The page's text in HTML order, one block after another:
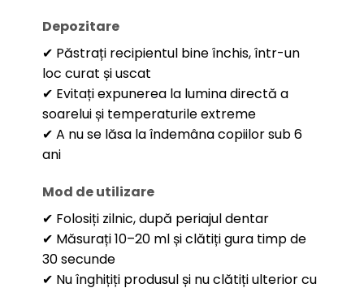
Depozitare
✔ Păstrați recipientul bine închis, într-un
loc curat și uscat
✔ Evitați expunerea la lumina directă a
soarelui și temperaturile extreme
✔ A nu se lăsa la îndemâna copiilor sub 6
ani
Mod de utilizare
✔ Folosiți zilnic, după periajul dentar
✔ Măsurați 10–20 ml și clătiți gura timp de
30 secunde
✔ Nu înghițiți produsul și nu clătiți ulterior cu